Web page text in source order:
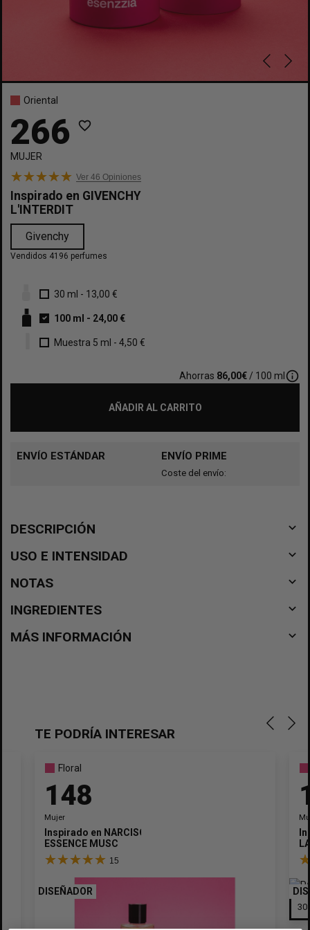
Crear lista de deseos ×
Oriental
266 favorite_border
MUJER
Ver 46 Opiniones
Inspirado en GIVENCHY
L'INTERDIT
Givenchy
Vendidos 4196 perfumes
30 ml - 13,00 €
100 ml - 24,00 €
Muestra 5 ml - 4,50 €
Ahorras 86,00€ / 100 ml info_outline
AÑADIR AL CARRITO
ENVÍO ESTÁNDAR ENVÍO PRIME
Coste del envío:
DESCRIPCIÓN navigate_before
USO E INTENSIDAD navigate_before
NOTAS navigate_before
INGREDIENTES navigate_before
MÁS INFORMACIÓN navigate_before
TE PODRÍA INTERESAR
Floral
148
Mujer
Inspirado en NARCISO RODRIGUEZ
ESSENCE MUSC
15
DISEÑADOR